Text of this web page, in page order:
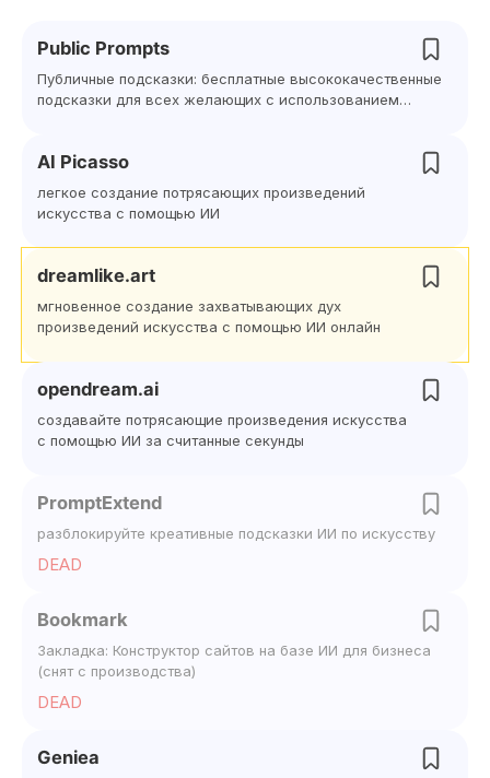
Public Prompts
Публичные подсказки: бесплатные высококачественные
подсказки для всех желающих с использованием
AI Picasso
легкое создание потрясающих произведений
искусства с помощью ИИ
dreamlike.art
мгновенное создание захватывающих дух
произведений искусства с помощью ИИ онлайн
opendream.ai
создавайте потрясающие произведения искусства
с помощью ИИ за считанные секунды
PromptExtend
разблокируйте креативные подсказки ИИ по искусству
DEAD
Bookmark
Закладка: Конструктор сайтов на базе ИИ для бизнеса
(снят с производства)
DEAD
Geniea